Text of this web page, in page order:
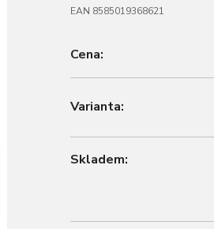
EAN 8585019368621
Cena:
Varianta:
Skladem: